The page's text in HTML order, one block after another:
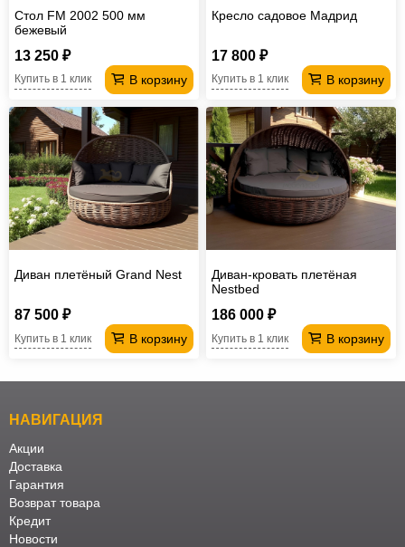
Стол FM 2002 500 мм
бежевый
13 250 ₽
В корзину
Купить в 1 клик
Кресло садовое Мадрид
17 800 ₽
В корзину
Купить в 1 клик
Диван плетёный Grand Nest
87 500 ₽
В корзину
Купить в 1 клик
Диван-кровать плетёная
Nestbed
186 000 ₽
В корзину
Купить в 1 клик
НАВИГАЦИЯ
Акции
Доставка
Гарантия
Возврат товара
Кредит
Новости